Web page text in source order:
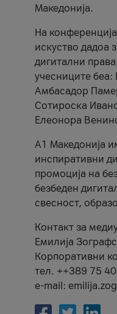
Македонија.
На
искуство дадоа
дигитални
учесниците
Амбасадор
Сотироска
Елеонора
А1 Македонија
инспиративни
промоција на
безбеден
свесност,
Контакт за
Емилија
Корпоративни
тел. ++389 75
e-mail: